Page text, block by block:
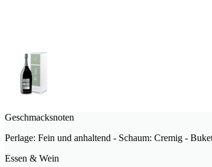
Geschmacksnoten
Perlage: Fein und anhaltend - Schaum: Cremig -
Essen & Wein